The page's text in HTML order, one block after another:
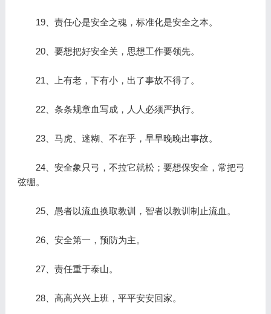
19、责任心是安全之魂，标准化是安全之本。
20、要想把好安全关，思想工作要领先。
21、上有老，下有小，出了事故不得了。
22、条条规章血写成，人人必须严执行。
23、马虎、迷糊、不在乎，早早晚晚出事故。
24、安全象只弓，不拉它就松；要想保安全，常把弓
弦绷。
25、愚者以流血换取教训，智者以教训制止流血。
26、安全第一，预防为主。
27、责任重于泰山。
28、高高兴兴上班，平平安安回家。